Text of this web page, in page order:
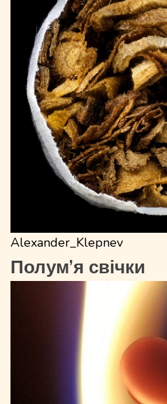
Alexander_Klepnev
Полум’я свічки